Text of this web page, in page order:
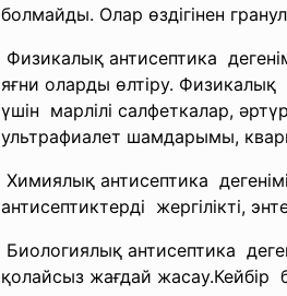
болмайды. Олар өздігінен
Физикалық антисептика
яғни оларды өлтіру. Физикалық
үшін марлілі салфеткалар,
ультрафиалет шамдарымы,
Химиялық антисептика
антисептиктерді жергілікті,
Биологиялық антисептика
қолайсыз жағдай жасау.Кейбір